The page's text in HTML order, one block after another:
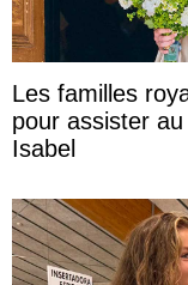
Les familles
pour assister
Isabel